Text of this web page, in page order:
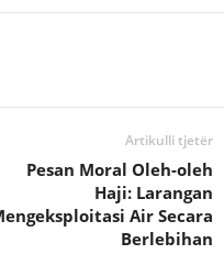
Artikulli tjetër
Pesan Moral Oleh-oleh
Haji: Larangan
Air Secara
Berlebihan